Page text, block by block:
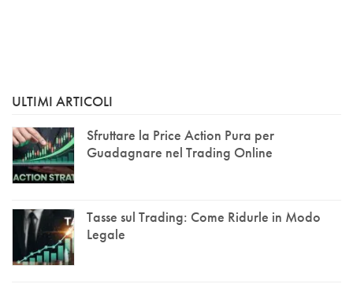
ULTIMI ARTICOLI
Sfruttare la Price Action Pura per
Guadagnare nel Trading Online
Tasse sul Trading: Come Ridurle in Modo
Legale